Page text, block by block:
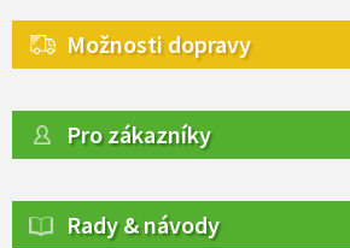
Možnosti dopravy
Pro zákazníky
Rady & návody